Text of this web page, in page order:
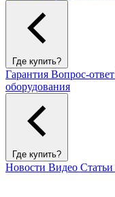
Где купить?
Гарантия Вопрос-ответ
оборудования
Где купить?
Новости Видео Статьи